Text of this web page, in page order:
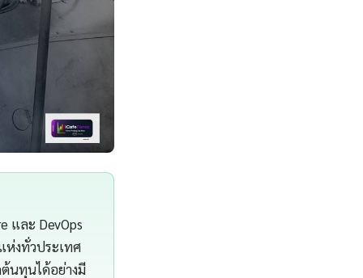
และ DevOps
ห่งทั่วประเทศ
ต้นทุนได้อย่างมี